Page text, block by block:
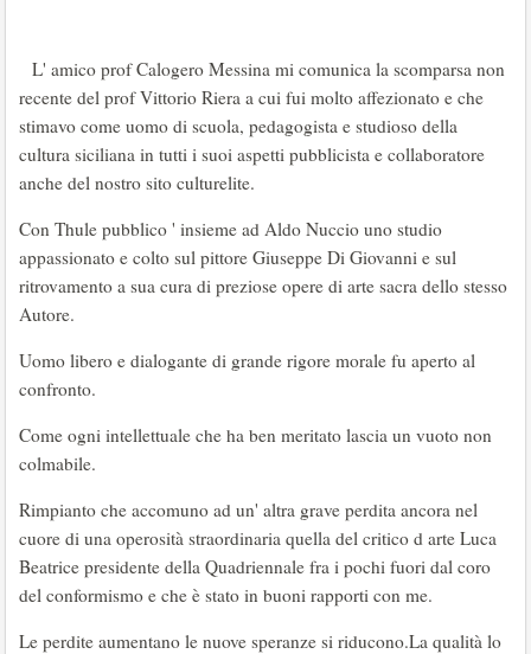
L' amico prof Calogero Messina mi comunica la scomparsa non
recente del prof Vittorio Riera a cui fui molto affezionato e che
stimavo come uomo di scuola, pedagogista e studioso della
cultura siciliana in tutti i suoi aspetti pubblicista e collaboratore
anche del nostro sito culturelite.
Con Thule pubblico ' insieme ad Aldo Nuccio uno studio
appassionato e colto sul pittore Giuseppe Di Giovanni e sul
ritrovamento a sua cura di preziose opere di arte sacra dello stesso
Autore.
Uomo libero e dialogante di grande rigore morale fu aperto al
confronto.
Come ogni intellettuale che ha ben meritato lascia un vuoto non
colmabile.
Rimpianto che accomuno ad un' altra grave perdita ancora nel
cuore di una operosità straordinaria quella del critico d arte Luca
Beatrice presidente della Quadriennale fra i pochi fuori dal coro
del conformismo e che è stato in buoni rapporti con me.
Le perdite aumentano le nuove speranze si riducono.La qualità lo